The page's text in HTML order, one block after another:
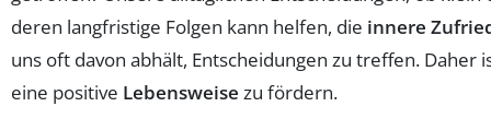
deren langfristige Folgen kann helfen, die innere
uns oft davon abhält, Entscheidungen zu treffen.
eine positive Lebensweise zu fördern.